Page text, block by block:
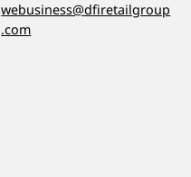
webusiness@dfiretailgroup
.com